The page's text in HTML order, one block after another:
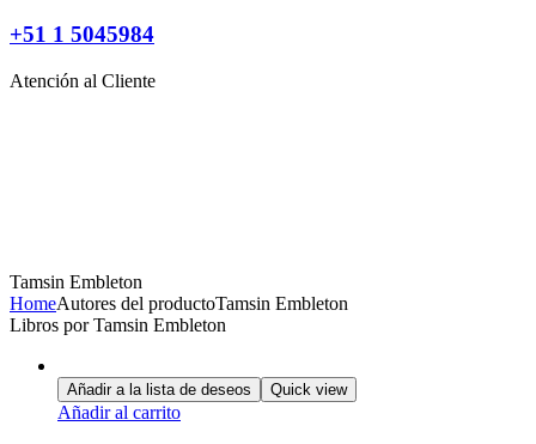
+51 1 5045984
Atención al Cliente
Tamsin Embleton
HomeAutores del productoTamsin Embleton
Libros por Tamsin Embleton
Añadir a la lista de deseos Quick view
Añadir al carrito